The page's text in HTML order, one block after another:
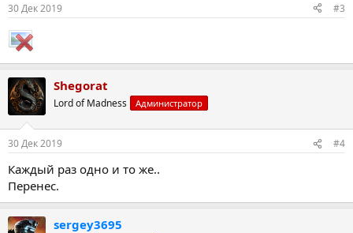
30 Дек 2019 #3
Shegorat
Lord of Madness Администратор
30 Дек 2019 #4
Каждый раз одно и то же..
Перенес.
sergey3695